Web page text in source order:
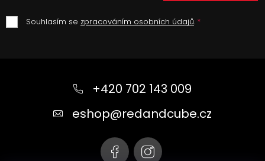
Souhlasím se zpracováním osobních údajů.
+420 702 143 009
eshop@redandcube.cz